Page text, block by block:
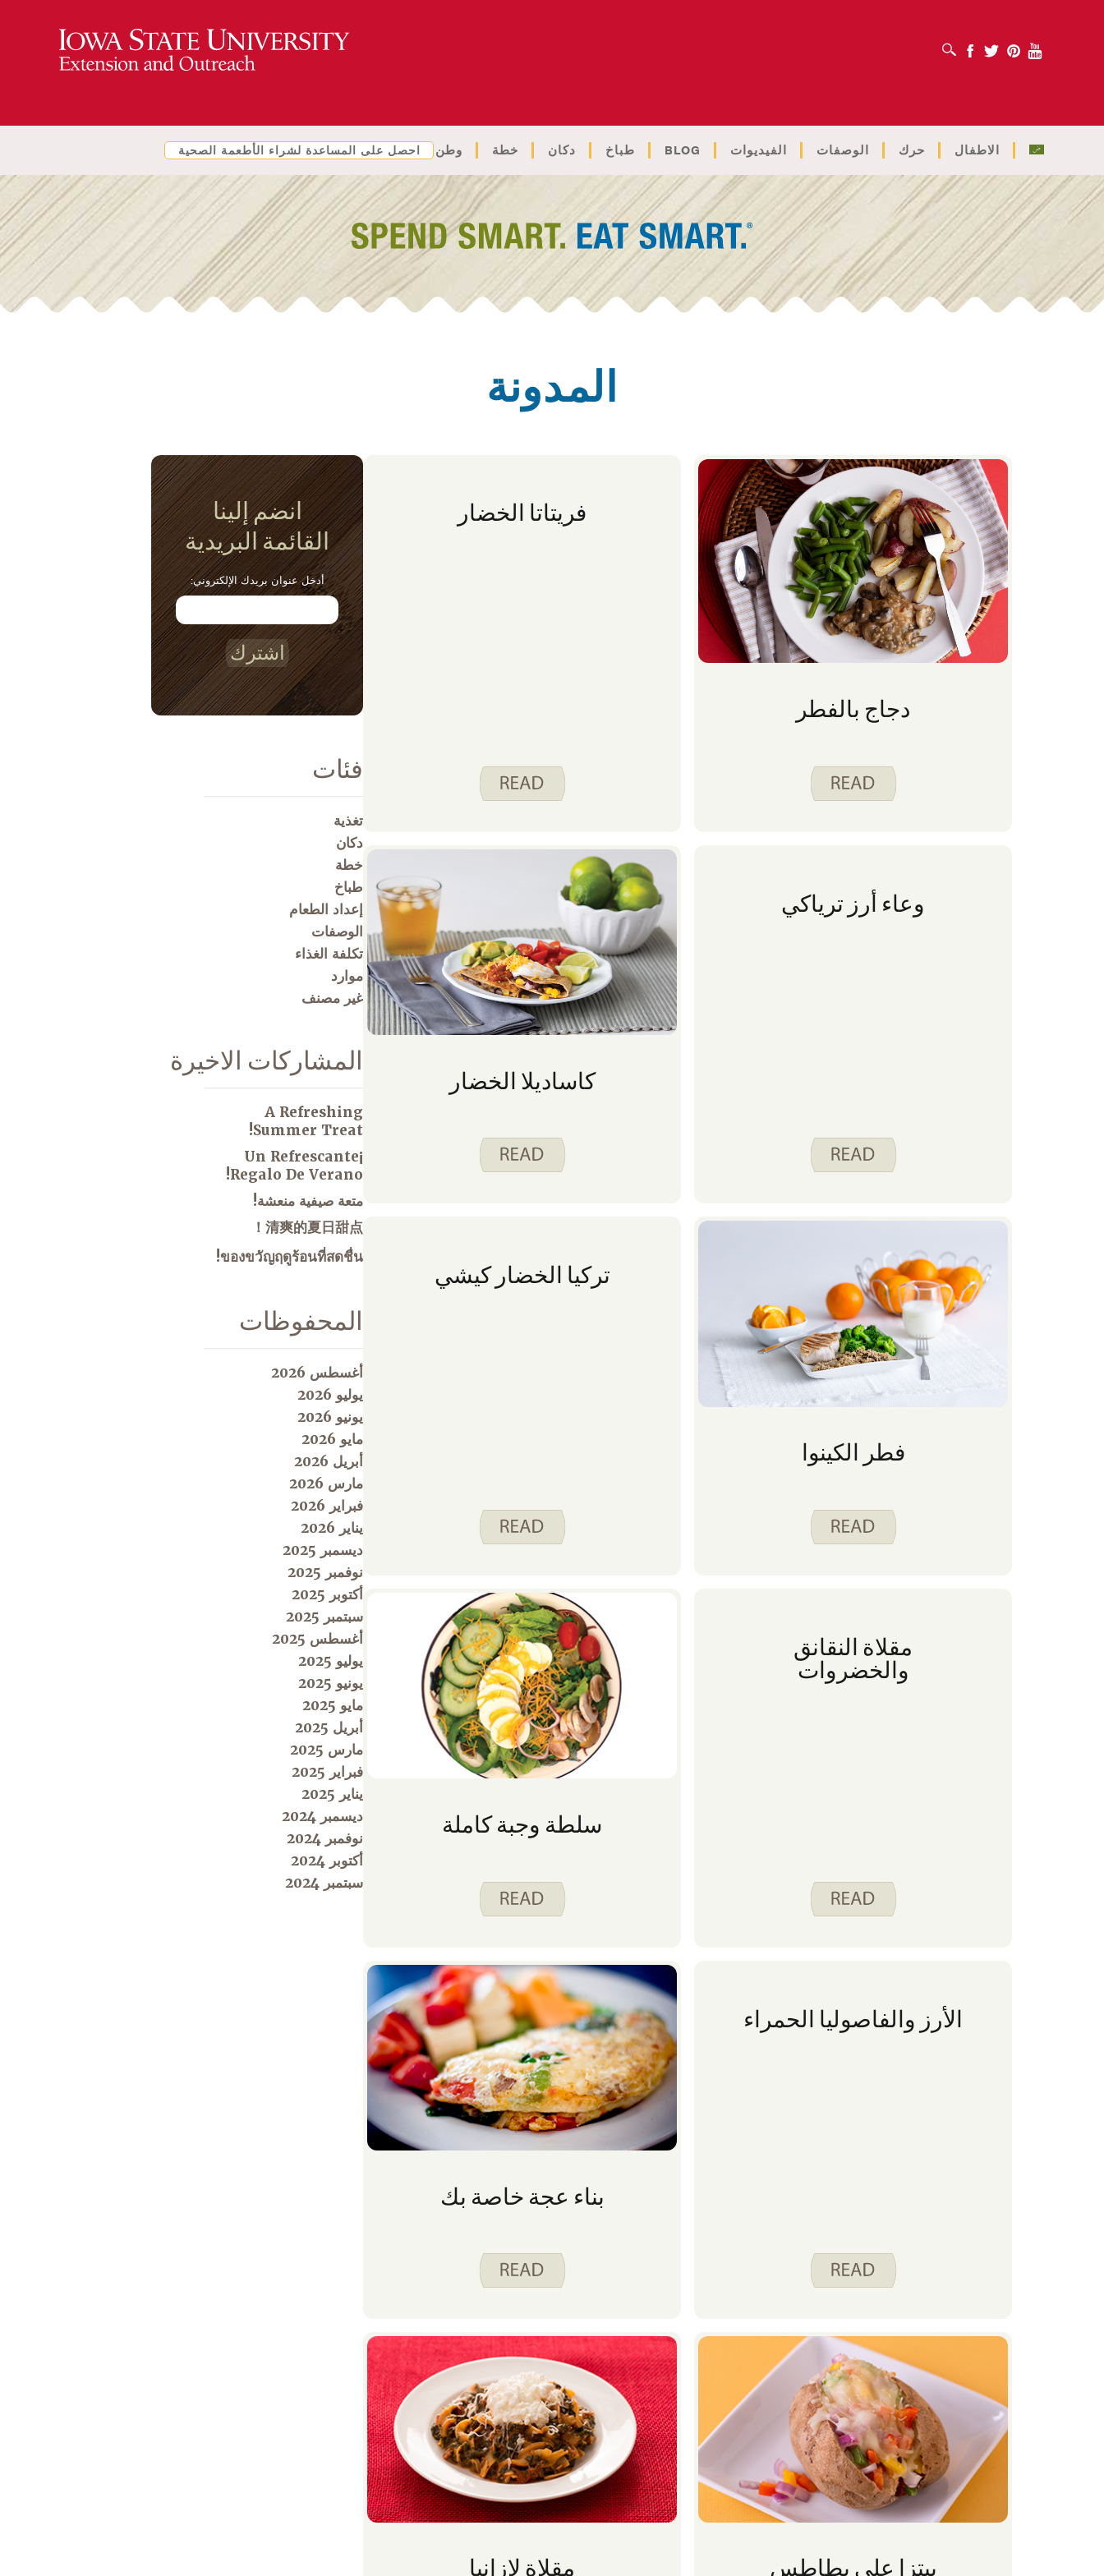
افتح مربع البحثFacebook TwitterPinterestYoutube
وطن خطة دكان طباخ BLOG الفيديوات الوصفات حرك الاطفال احصل على المساعدة لشراء الأطعمة الصحية
المدونة
دجاج بالفطر
فريتاتا الخضار
وعاء أرز ترياكي
كاساديلا الخضار
فطر الكينوا
تركيا الخضار كيشي
مقلاة النقانق
والخضروات
سلطة وجبة كاملة
الأرز والفاصوليا الحمراء
بناء عجة خاصة بك
بيتزا على بطاطس مقلاة لازانيا
انضم إلينا
القائمة البريدية
أدخل عنوان بريدك الإلكتروني:
اشترك
فئات
تغذية
دكان
خطة
طباخ
إعداد الطعام
الوصفات
تكلفة الغذاء
موارد
غير مصنف
المشاركات الاخيرة
A Refreshing
Summer Treat!
¡Un Refrescante
Regalo De Verano!
متعة صيفية منعشة!
清爽的夏日甜点！
ของขวัญฤดูร้อนที่สดชื่น!
المحفوظات
أغسطس 2026
يوليو 2026
يونيو 2026
مايو 2026
أبريل 2026
مارس 2026
فبراير 2026
يناير 2026
ديسمبر 2025
نوفمبر 2025
أكتوبر 2025
سبتمبر 2025
أغسطس 2025
يوليو 2025
يونيو 2025
مايو 2025
أبريل 2025
مارس 2025
فبراير 2025
يناير 2025
ديسمبر 2024
نوفمبر 2024
أكتوبر 2024
سبتمبر 2024